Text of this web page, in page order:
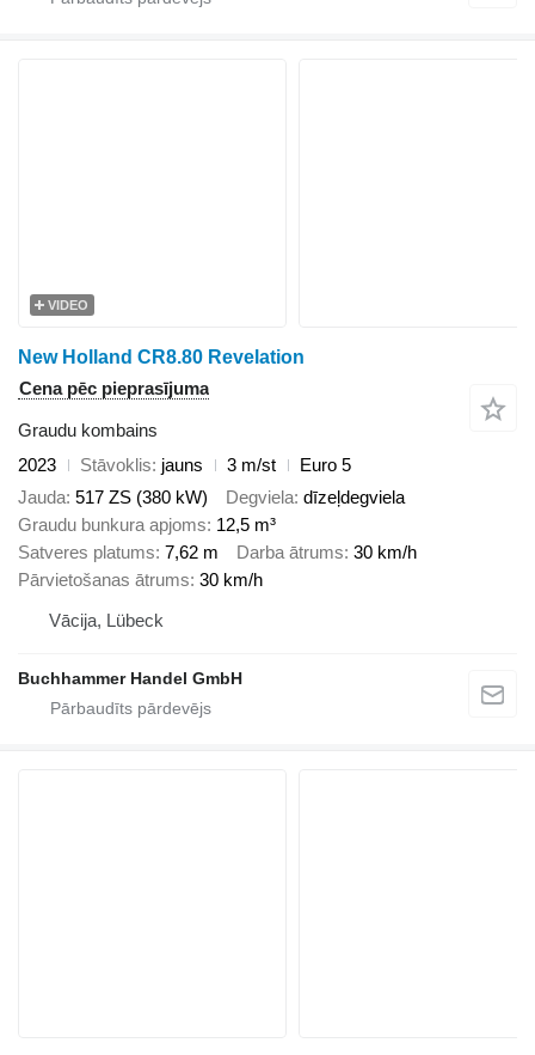
VIDEO
New Holland CR8.80 Revelation
Cena pēc pieprasījuma
Graudu kombains
2023
Stāvoklis jauns 3 m/st
Euro 5
Jauda 517 ZS (380 kW) Degviela dīzeļdegviela
Graudu bunkura apjoms 12,5 m³
Satveres platums 7,62 m Darba ātrums 30 km/h
Pārvietošanas ātrums 30 km/h
Vācija, Lübeck
Buchhammer Handel GmbH